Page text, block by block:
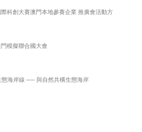
科創大賽澳門本地參賽企業 推廣會活動方
模擬聯合國大會
海岸線 ── 與自然共構生態海岸